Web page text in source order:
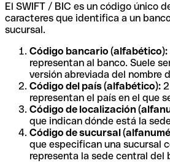
El SWIFT / BIC es un código único
caracteres que identifica a un
sucursal.
Código bancario (alfabético):
representan al banco. Suele
versión abreviada del nombre
Código del país (alfabético):
representan el país en el que
Código de localización
que indican dónde está la
Código de sucursal
que especifican una sucursal
representa la sede central del